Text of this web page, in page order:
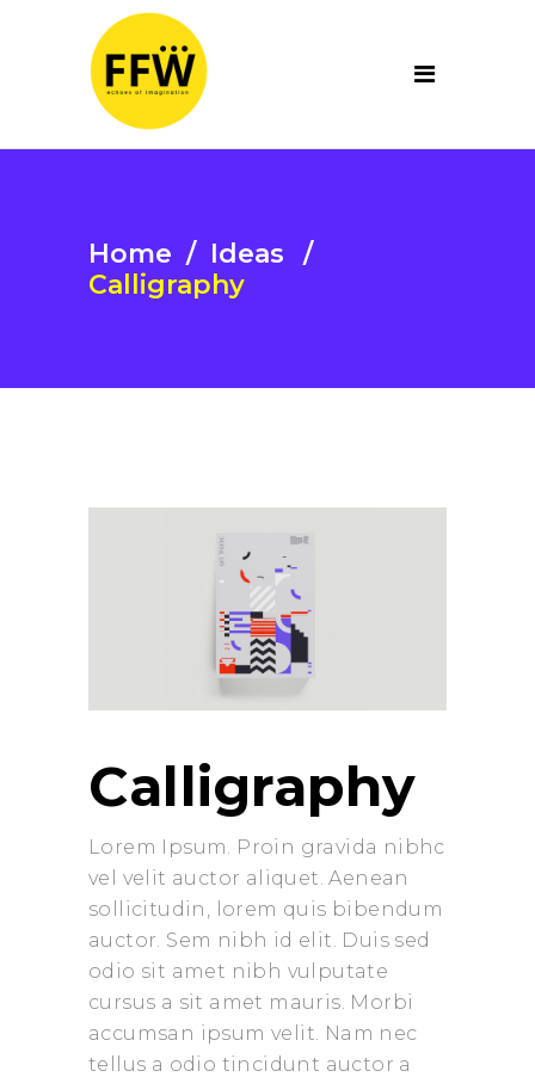
Home / Ideas
/
Calligraphy
Calligraphy
Lorem Ipsum. Proin gravida nibhc
vel velit auctor aliquet. Aenean
sollicitudin, lorem quis bibendum
auctor. Sem nibh id elit. Duis sed
odio sit amet nibh vulputate
cursus a sit amet mauris. Morbi
accumsan ipsum velit. Nam nec
tellus a odio tincidunt auctor a